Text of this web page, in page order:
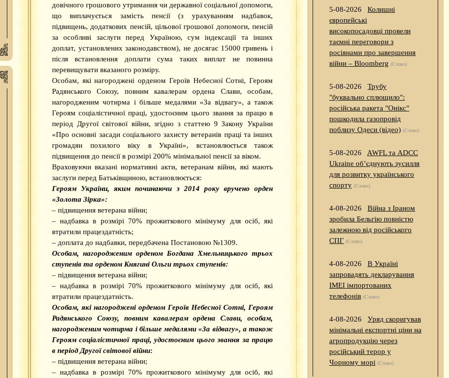
довічного грошового утримання чи державної соціальної допомоги,
що виплачується замість пенсії (з урахуванням надбавок,
підвищень, додаткових пенсій, цільової грошової допомоги, пенсій
за особливі заслуги перед Україною, сум індексації та інших
доплат, установлених законодавством), не досягає 15000 гривень і
після встановлення доплати сума таких виплат не повинна
перевищувати вказаного розміру.
Особам, які нагороджені орденом Героїв Небесної Сотні, Героям
Радянського Союзу, повним кавалерам ордена Слави, особам,
нагородженим чотирма і більше медалями «За відвагу», а також
Героям соціалістичної праці, удостоєним цього звання за працю в
період Другої світової війни, згідно з статтею 9 Закону України
«Про основні засади соціального захисту ветеранів праці та інших
громадян похилого віку в Україні», встановлюється також
підвищення до пенсії в розмірі 200% мінімальної пенсії за віком.
Враховуючи вказані нормативні акти, ветеранам війни, які мають
заслуги перед Батьківщиною, встановлюється:
Героям України, яким починаючи з 2014 року вручено орден
«Золота Зірка»:
– підвищення ветерана війни;
– надбавка в розмірі 70% прожиткового мінімуму для осіб, які
втратили працездатність;
– доплата до надбавки, передбачена Постановою №1309.
Особам, нагородженим орденом Богдана Хмельницького трьох
ступенів та орденом Княгині Ольги трьох ступенів:
– підвищення ветерана війни;
– надбавка в розмірі 70% прожиткового мінімуму для осіб, які
втратили працездатність.
Особам, які нагороджені орденом Героїв Небесної Сотні, Героям
Радянського Союзу, повним кавалерам ордена Слави, особам,
нагородженим чотирма і більше медалями «За відвагу», а також
Героям соціалістичної праці, удостоєним цього звання за працю
в період Другої світової війни:
– підвищення ветерана війни;
– надбавка в розмірі 70% прожиткового мінімуму для осіб, які
5-08-2026
Колишні
європейські
високопосадовці провели
таємні переговори з
росіянами про завершення
війни – Bloomberg (Слово)
5-08-2026
Трубу
"буквально сплющило":
російська ракета "Онікс"
пошкодила газопровід
поблизу Одеси (відео) (Слово)
5-08-2026
AWFL та ADCC
Ukraine об’єднують зусилля
для розвитку українського
спорту (Слово)
4-08-2026
Війна з Іраном
зробила Бельгію повністю
залежною від російського
СПГ (Слово)
4-08-2026
В Україні
запровадять декларування
IMEI імпортованих
телефонів (Слово)
4-08-2026
Уряд скоригував
мінімальні експортні ціни на
агропродукцію через
російський терор у
Чорному морі (Слово)